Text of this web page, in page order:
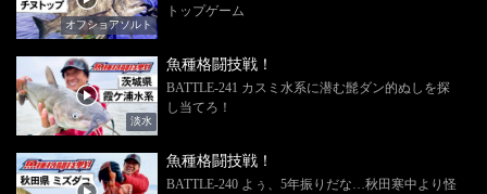
オフショアソルト
トップゲーム
淡水
魚種格闘技戦！
BATTLE-241 カスミ水系に潜む髭ダン的ぬしを探
し当てろ！
魚種格闘技戦！
BATTLE-240 よぅ、5年振りだな…秋田寒中より怪